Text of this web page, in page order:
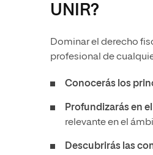
UNIR?
Dominar el derecho
profesional de
Conocerás los
Profundizarás en
relevante en el
Descubrirás las